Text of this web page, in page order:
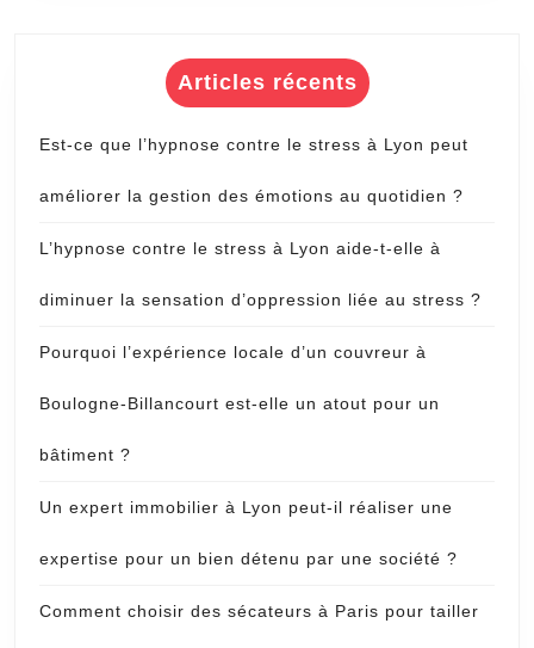
Articles récents
Est-ce que l’hypnose contre le stress à Lyon peut
améliorer la gestion des émotions au quotidien ?
L’hypnose contre le stress à Lyon aide-t-elle à
diminuer la sensation d’oppression liée au stress ?
Pourquoi l’expérience locale d’un couvreur à
Boulogne-Billancourt est-elle un atout pour un
bâtiment ?
Un expert immobilier à Lyon peut-il réaliser une
expertise pour un bien détenu par une société ?
Comment choisir des sécateurs à Paris pour tailler